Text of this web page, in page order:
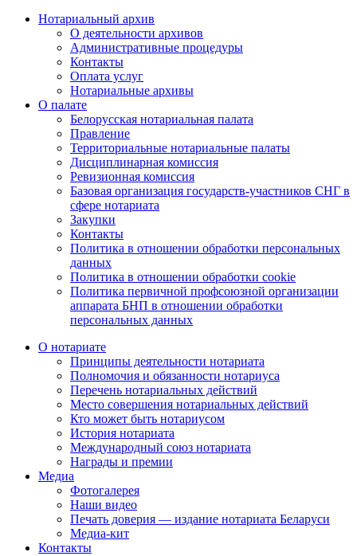
Нотариальный архив
О деятельности архивов
Административные процедуры
Контакты
Оплата услуг
Нотариальные архивы
О палате
Белорусская нотариальная палата
Правление
Территориальные нотариальные палаты
Дисциплинарная комиссия
Ревизионная комиссия
Базовая организация государств-участников СНГ в
сфере нотариата
Закупки
Контакты
Политика в отношении обработки персональных
данных
Политика в отношении обработки cookie
Политика первичной профсоюзной организации
аппарата БНП в отношении обработки
персональных данных
О нотариате
Принципы деятельности нотариата
Полномочия и обязанности нотариуса
Перечень нотариальных действий
Место совершения нотариальных действий
Кто может быть нотариусом
История нотариата
Международный союз нотариата
Награды и премии
Медиа
Фотогалерея
Наши видео
Печать доверия — издание нотариата Беларуси
Медиа-кит
Контакты